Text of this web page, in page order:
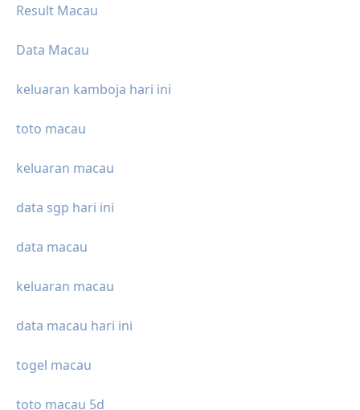
Result Macau
Data Macau
keluaran kamboja hari ini
toto macau
keluaran macau
data sgp hari ini
data macau
keluaran macau
data macau hari ini
togel macau
toto macau 5d